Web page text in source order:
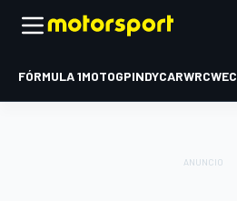
FÓRMULA 1MOTOGPINDYCARWRCWEC